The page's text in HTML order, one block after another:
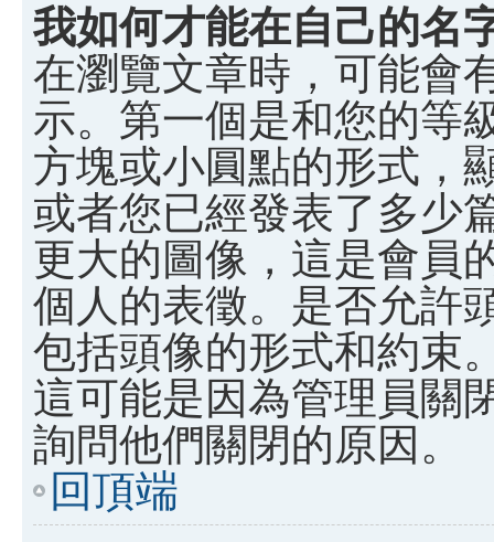
我如何才能在自己的名
在瀏覽文章時，可能會
示。第一個是和您的等
方塊或小圓點的形式，
或者您已經發表了多少
更大的圖像，這是會員
個人的表徵。是否允許
包括頭像的形式和約束
這可能是因為管理員關
詢問他們關閉的原因。
回頂端